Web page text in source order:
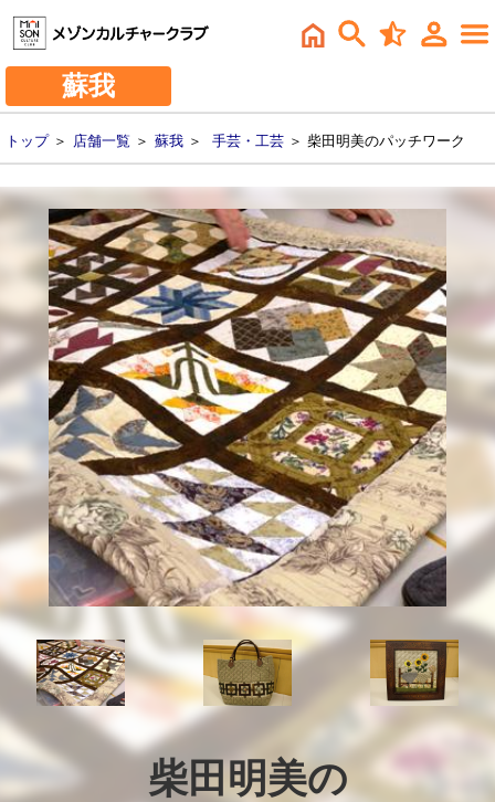
蘇我
トップ＞ 店舗一覧 ＞ 蘇我 ＞ 手芸・工芸 ＞ 柴田明美のパッチワーク
柴田明美の